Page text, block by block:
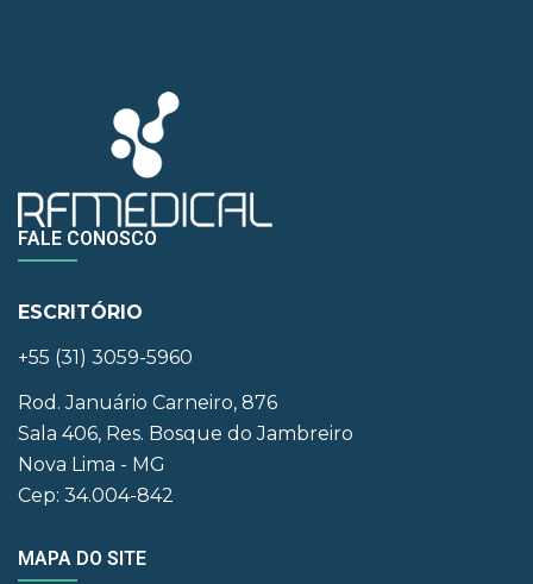
FALE CONOSCO
ESCRITÓRIO
+55 (31) 3059-5960
Rod. Januário Carneiro, 876
Sala 406, Res. Bosque do Jambreiro
Nova Lima - MG
Cep: 34.004-842
MAPA DO SITE